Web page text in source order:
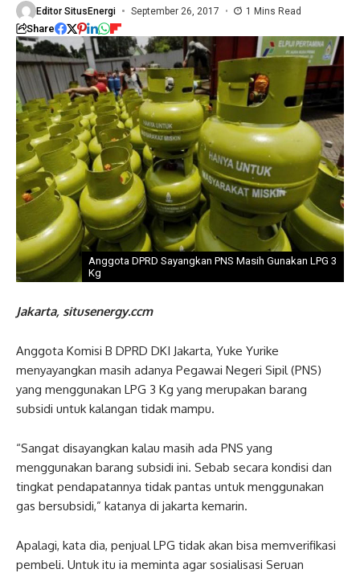
Editor SitusEnergi September 26, 2017 1 Mins Read
Share
Anggota DPRD Sayangkan PNS Masih Gunakan LPG 3
Kg
Jakarta, situsenergy.ccm
Anggota Komisi B DPRD DKI Jakarta, Yuke Yurike
menyayangkan masih adanya Pegawai Negeri Sipil (PNS)
yang menggunakan LPG 3 Kg yang merupakan barang
subsidi untuk kalangan tidak mampu.
“Sangat disayangkan kalau masih ada PNS yang
menggunakan barang subsidi ini. Sebab secara kondisi dan
tingkat pendapatannya tidak pantas untuk menggunakan
gas bersubsidi,” katanya di jakarta kemarin.
Apalagi, kata dia, penjual LPG tidak akan bisa memverifikasi
pembeli. Untuk itu ia meminta agar sosialisasi Seruan